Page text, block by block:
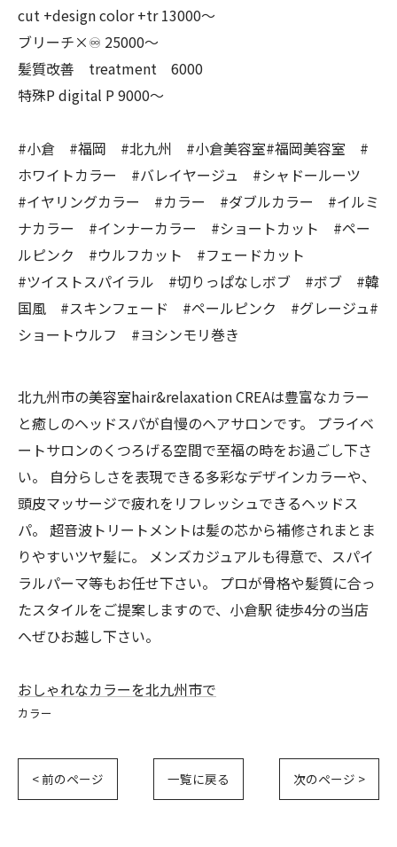
cut +design color +tr 13000〜
ブリーチ×♾ 25000〜
髪質改善 treatment 6000
特殊P digital P 9000〜
#小倉 #福岡 #北九州 #小倉美容室#福岡美容室 #
ホワイトカラー #バレイヤージュ #シャドールーツ
#イヤリングカラー #カラー #ダブルカラー #イルミ
ナカラー #インナーカラー #ショートカット #ペー
ルピンク #ウルフカット #フェードカット
#ツイストスパイラル #切りっぱなしボブ #ボブ #韓
国風 #スキンフェード #ペールピンク #グレージュ#
ショートウルフ #ヨシンモリ巻き
北九州市の美容室hair&relaxation CREAは豊富なカラー
と癒しのヘッドスパが自慢のヘアサロンです。 プライベ
ートサロンのくつろげる空間で至福の時をお過ごし下さ
い。 自分らしさを表現できる多彩なデザインカラーや、
頭皮マッサージで疲れをリフレッシュできるヘッドス
パ。 超音波トリートメントは髪の芯から補修されまとま
りやすいツヤ髪に。 メンズカジュアルも得意で、スパイ
ラルパーマ等もお任せ下さい。 プロが骨格や髪質に合っ
たスタイルをご提案しますので、小倉駅 徒歩4分の当店
へぜひお越し下さい。
おしゃれなカラーを北九州市で
カラー
< 前のページ 一覧に戻る 次のページ >